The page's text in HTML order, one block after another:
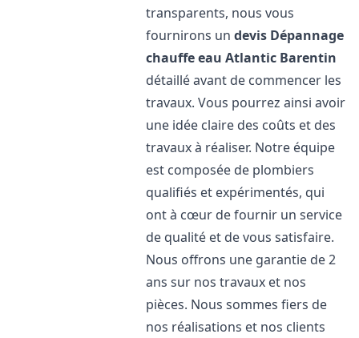
transparents, nous vous
fournirons undevis Dépannage
chauffe eau Atlantic Barentin
détaillé avant de commencer les
travaux. Vous pourrez ainsi avoir
une idée claire des coûts et des
travaux à réaliser. Notre équipe
est composée de plombiers
qualifiés et expérimentés, qui
ont à cœur de fournir un service
de qualité et de vous satisfaire.
Nous offrons une garantie de 2
ans sur nos travaux et nos
pièces. Nous sommes fiers de
nos réalisations et nos clients